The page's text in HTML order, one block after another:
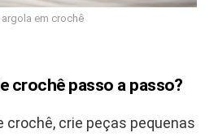
em crochê
crochê passo a passo?
crochê, crie peças pequenas